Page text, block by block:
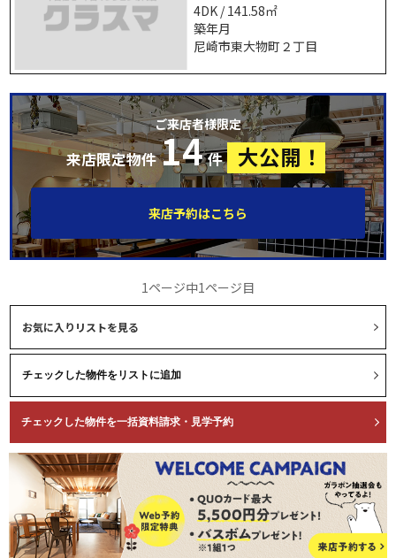
4DK / 141.58㎡
築年月
尼崎市東大物町２丁目
ご来店者様限定
来店限定物件 14 件 大公開！
来店予約はこちら
1ページ中1ページ目
お気に入りリストを見る